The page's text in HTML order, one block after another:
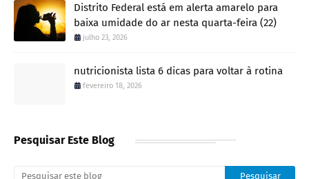
Distrito Federal está em alerta amarelo para
baixa umidade do ar nesta quarta-feira (22)
julho 23, 2026
nutricionista lista 6 dicas para voltar à rotina
fevereiro 18, 2026
Pesquisar Este Blog